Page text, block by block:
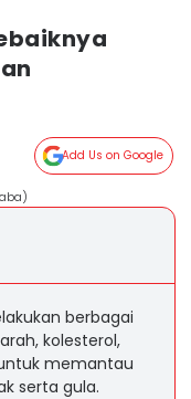
Add Us on Google
berbagai
kolesterol,
memantau
serta gula.